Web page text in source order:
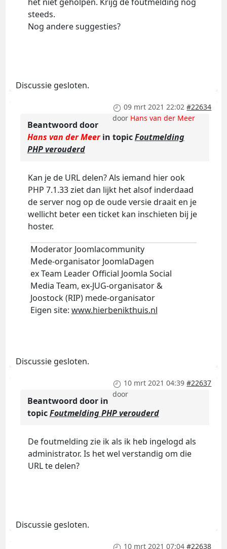
steeds.
Nog andere suggesties?
Discussie gesloten.
09 mrt 2021 22:02 #22634
door Hans van der Meer
Beantwoord door
Hans van der Meerin topicFoutmelding
PHP verouderd
Kan je de URL delen? Als iemand hier ook
PHP 7.1.33 ziet dan lijkt het alsof inderdaad
de server nog op de oude versie draait en je
wellicht beter een ticket kan inschieten bij je
hoster.
Moderator Joomlacommunity
Mede-organisator JoomlaDagen
ex Team Leader Official Joomla Social
Media Team, ex-JUG-organisator &
Joostock (RIP) mede-organisator
Eigen site: www.hierbenikthuis.nl
Discussie gesloten.
10 mrt 2021 04:39 #22637
door
Beantwoord door in
topicFoutmelding PHP verouderd
De foutmelding zie ik als ik heb ingelogd als
administrator. Is het wel verstandig om die
URL te delen?
Discussie gesloten.
10 mrt 2021 07:04 #22638